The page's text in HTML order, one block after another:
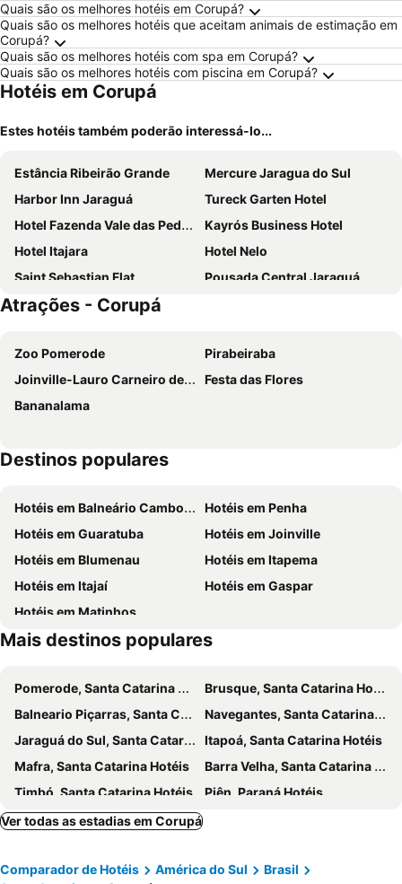
Quais são os melhores hotéis em Corupá?
Quais são os melhores hotéis que aceitam animais de estimação em
Corupá?
Quais são os melhores hotéis com spa em Corupá?
Quais são os melhores hotéis com piscina em Corupá?
Hotéis em Corupá
Estes hotéis também poderão interessá-lo...
Estância Ribeirão Grande
Mercure Jaragua do Sul
Harbor Inn Jaraguá
Tureck Garten Hotel
Hotel Fazenda Vale das Pedras
Kayrós Business Hotel
Hotel Itajara
Hotel Nelo
Saint Sebastian Flat
Pousada Central Jaraguá
Atrações - Corupá
Zoo Pomerode
Pirabeiraba
Joinville-Lauro Carneiro de Loyola Airport
Festa das Flores
Bananalama
Destinos populares
Hotéis em Balneário Camboriú
Hotéis em Penha
Hotéis em Guaratuba
Hotéis em Joinville
Hotéis em Blumenau
Hotéis em Itapema
Hotéis em Itajaí
Hotéis em Gaspar
Hotéis em Matinhos
Mais destinos populares
Pomerode, Santa Catarina Hotéis
Brusque, Santa Catarina Hotéis
Balneario Piçarras, Santa Catarina Hotéis
Navegantes, Santa Catarina Hotéis
Jaraguá do Sul, Santa Catarina Hotéis
Itapoá, Santa Catarina Hotéis
Mafra, Santa Catarina Hotéis
Barra Velha, Santa Catarina Hotéis
Timbó, Santa Catarina Hotéis
Piên, Paraná Hotéis
São Bento do Sul, Santa Catarina Hotéis
Guaramirim, Santa Catarina Hotéis
Balneário Barra do Sul, Santa Catarina Hotéis
Ver todas as estadias em Corupá
Comparador de Hotéis América do Sul
Brasil